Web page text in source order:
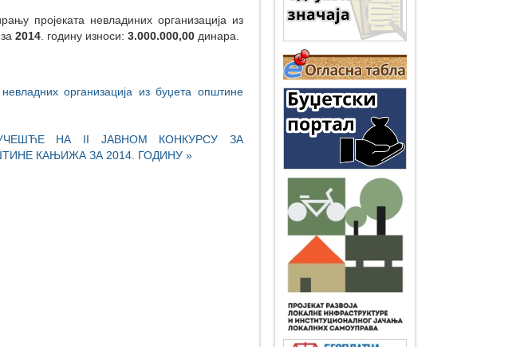
пројеката невладиних организација из
2014 . годину износи: 3.000.000,00 динара.
организација из буџета општине
НА II ЈАВНОМ КОНКУРСУ ЗА
КАЊИЖА ЗА 2014. ГОДИНУ »